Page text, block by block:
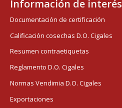
Información de interés
Documentación de certificación
Calificación cosechas D.O. Cigales
Resumen contraetiquetas
Reglamento D.O. Cigales
Normas Vendimia D.O. Cigales
Exportaciones